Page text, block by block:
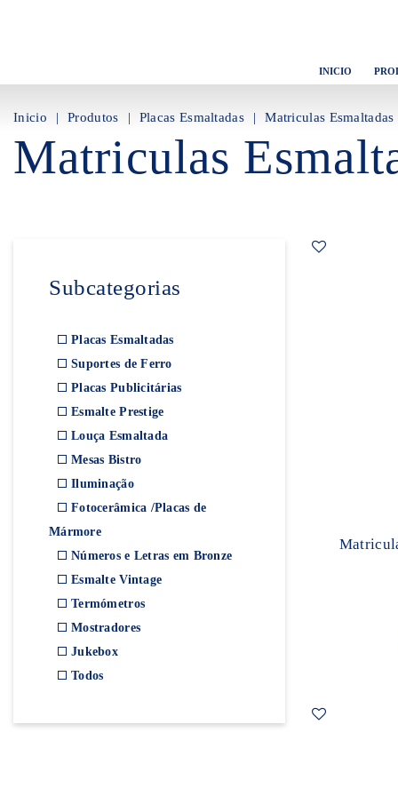
INICIO
Inicio Produtos Placas Esmaltadas Matriculas Esmaltadas
Matriculas
Subcategorias
Placas Esmaltadas
Suportes de Ferro
Placas Publicitárias
Esmalte Prestige
Louça Esmaltada
Mesas Bistro
Iluminação
Fotocerâmica /Placas de
Mármore
Números e Letras em Bronze
Esmalte Vintage
Termómetros
Mostradores
Jukebox
Todos